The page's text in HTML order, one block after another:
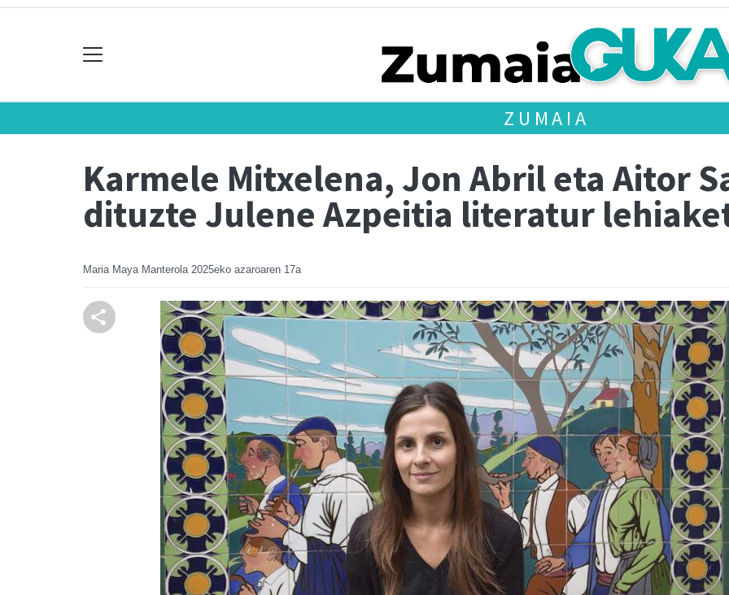
ZUMAIA
Karmele Mitxelena, Jon Abril eta Aitor
dituzte Julene Azpeitia literatur
Maria Maya Manterola 2025eko azaroaren 17a